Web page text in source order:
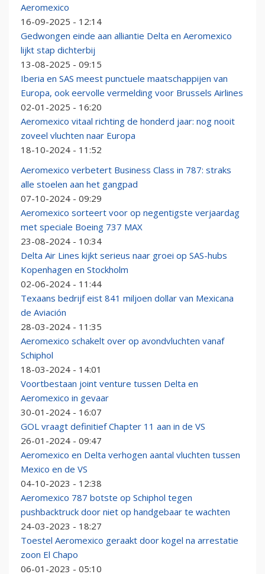
Aeromexico
16-09-2025 - 12:14
Gedwongen einde aan alliantie Delta en Aeromexico
lijkt stap dichterbij
13-08-2025 - 09:15
Iberia en SAS meest punctuele maatschappijen van
Europa, ook eervolle vermelding voor Brussels Airlines
02-01-2025 - 16:20
Aeromexico vitaal richting de honderd jaar: nog nooit
zoveel vluchten naar Europa
18-10-2024 - 11:52
Aeromexico verbetert Business Class in 787: straks
alle stoelen aan het gangpad
07-10-2024 - 09:29
Aeromexico sorteert voor op negentigste verjaardag
met speciale Boeing 737 MAX
23-08-2024 - 10:34
Delta Air Lines kijkt serieus naar groei op SAS-hubs
Kopenhagen en Stockholm
02-06-2024 - 11:44
Texaans bedrijf eist 841 miljoen dollar van Mexicana
de Aviación
28-03-2024 - 11:35
Aeromexico schakelt over op avondvluchten vanaf
Schiphol
18-03-2024 - 14:01
Voortbestaan joint venture tussen Delta en
Aeromexico in gevaar
30-01-2024 - 16:07
GOL vraagt definitief Chapter 11 aan in de VS
26-01-2024 - 09:47
Aeromexico en Delta verhogen aantal vluchten tussen
Mexico en de VS
04-10-2023 - 12:38
Aeromexico 787 botste op Schiphol tegen
pushbacktruck door niet op handgebaar te wachten
24-03-2023 - 18:27
Toestel Aeromexico geraakt door kogel na arrestatie
zoon El Chapo
06-01-2023 - 05:10